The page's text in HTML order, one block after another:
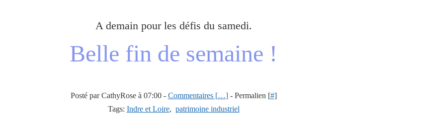
A demain pour les défis du samedi.
Belle fin de semaine !
Posté par CathyRose à 07:00 - Commentaires […]- Permalien [#]
Tags: Indre et Loire, patrimoine industriel